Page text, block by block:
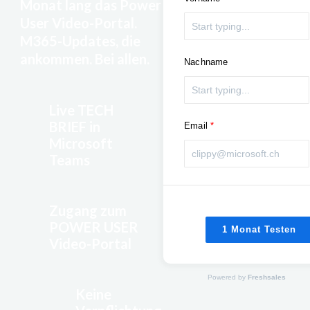
Nachname
Email
1 Monat Testen
Powered by Freshsales